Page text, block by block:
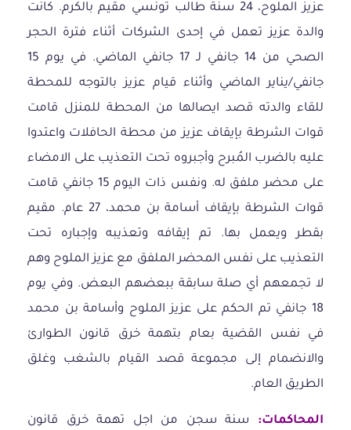
عزيز الملوح، 24 سنة طالب تونسي مقيم بالكرم. كانت
والدة عزيز تعمل في إحدى الشركات أثناء فترة الحجر
الصحي من 14 جانفي لـ 17 جانفي الماضي. في يوم 15
جانفي/يناير الماضي وأثناء قيام عزيز بالتوجه للمحطة
للقاء والدته قصد ايصالها من المحطة للمنزل قامت
قوات الشرطة بإيقاف عزيز من محطة الحافلات واعتدوا
عليه بالضرب المُبرح وأجبروه تحت التعذيب على الامضاء
على محضر ملفق له. ونفس ذات اليوم 15 جانفي قامت
قوات الشرطة بإيقاف أسامة بن محمد، 27 عام. مقيم
بقطر ويعمل بها. تم إيقافه وتعذيبه وإجباره تحت
التعذيب على نفس المحضر الملفق مع عزيز الملوح وهم
لا تجمعهم أي صلة سابقة ببعضهم البعض. وفي يوم
18 جانفي تم الحكم على عزيز الملوح وأسامة بن محمد
في نفس القضية بعام بتهمة خرق قانون الطوارئ
والانضمام إلى مجموعة قصد القيام بالشغب وغلق
الطريق العام.
المحاكمات: سنة سجن من اجل تهمة خرق قانون